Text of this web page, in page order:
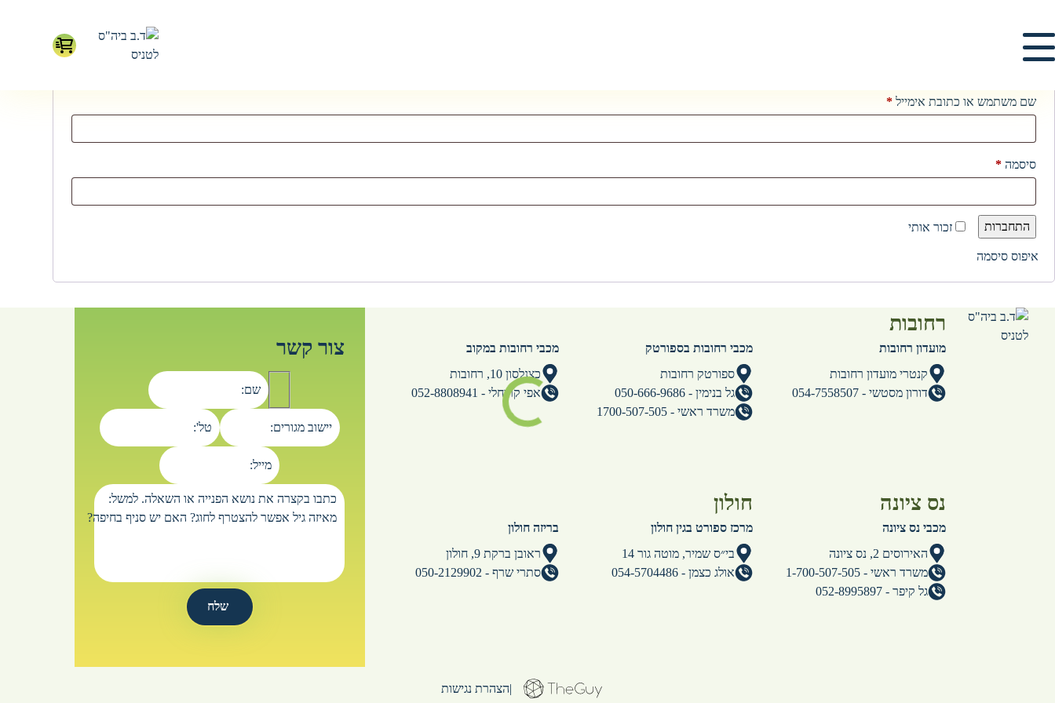
שם משתמש או כתובת אימייל *
סיסמה *
זכור אותי התחברות
איפוס סיסמה
חולון
מרכז ספורט בגין חולון
בי״ס שמיר, מוטה גור 14
אולג כצמן - 054-5704486
בריזה חולון
ראובן ברקת 9, חולון
סתרי שרף - 050-2129902
נס ציונה
מכבי נס ציונה
האירוסים 2, נס ציונה
משרד ראשי - 1-700-507-505
גל קיפר - 052-8995897
רחובות
מועדון רחובות
קנטרי מועדון רחובות
דורון מסטשי - 054-7558507
מכבי רחובות בספורטק
ספורטק רחובות
גל בנימין - 050-666-9686
משרד ראשי - 1700-507-505
מכבי רחובות במקוב
כצנלסון 10, רחובות
אפי קריחלי - 052-8808941
צור קשר
שם:
יישוב מגורים: טל':
מייל:
כתבו בקצרה את נושא הפנייה או השאלה. למשל:
מאיזה גיל אפשר להצטרף לחוג? האם יש סניף בחיפה?
|הצהרת נגישות